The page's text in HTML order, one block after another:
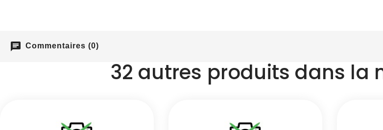
chat Commentaires (0)
32 autres produits dans la